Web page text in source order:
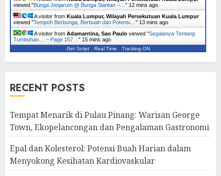
viewed "Bunga Jenjarum @ Bunga Siantan –… " 12 mins ago
A visitor from Kuala Lumpur, Wilayah Persekutuan Kuala Lumpur
viewed "Tempoh Berbunga, Berbuah dan Potensi… " 13 mins ago
A visitor from Adamantina, Sao Paulo viewed "Segalanya Tentang
Tumbuhan… – Page 157… " 15 mins ago
Get Script Real Time Tracking ON
RECENT POSTS
Tempat Menarik di Pulau Pinang: Warisan George
Town, Ekopelancongan dan Pengalaman Gastronomi
Epal dan Kolesterol: Potensi Buah Harian dalam
Menyokong Kesihatan Kardiovaskular